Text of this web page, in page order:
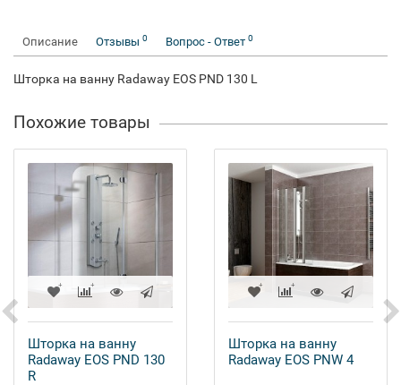
Описание Отзывы 0 Вопрос - Ответ 0
Шторка на ванну Radaway EOS PND 130 L
Похожие товары
Шторка на ванну
Radaway EOS PND 130
R
Шторка на ванну
Radaway EOS PNW 4